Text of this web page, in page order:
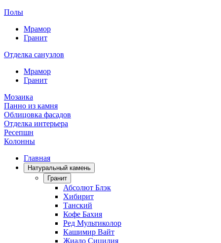
Полы
Мрамор
Гранит
Отделка санузлов
Мрамор
Гранит
Мозаика
Панно из камня
Облицовка фасадов
Отделка интерьера
Ресепшн
Колонны
Главная
Натуральный камень
Гранит
Абсолют Блэк
Хибирит
Танский
Кофе Бахия
Ред Мультиколор
Кашимир Вайт
Жиало Сицилия